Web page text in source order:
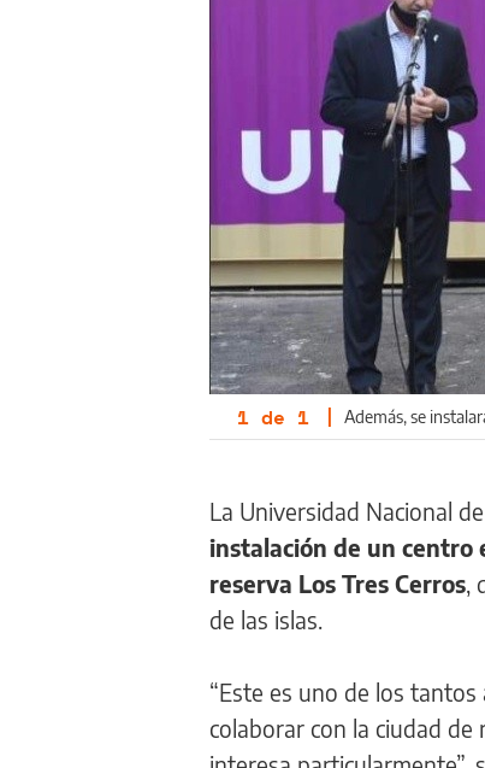
1 de 1 | Además, se
La Universidad Nacional
instalación de un centro
reserva Los Tres Cerros
de las islas.
“Este es uno de los
colaborar con la ciudad